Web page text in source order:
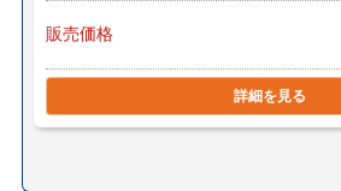
販売価格
詳細を見る